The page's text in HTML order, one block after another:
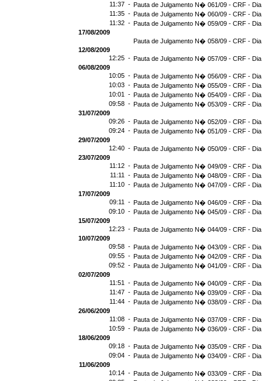
11:37 - Pauta de Julgamento N� 061/09 - CRF -
11:35 - Pauta de Julgamento N� 060/09 - CRF -
11:32 - Pauta de Julgamento N� 059/09 - CRF -
17/08/2009
Pauta de Julgamento N� 058/09 - CRF -
12/08/2009
12:25 - Pauta de Julgamento N� 057/09 - CRF -
06/08/2009
10:05 - Pauta de Julgamento N� 056/09 - CRF -
10:03 - Pauta de Julgamento N� 055/09 - CRF -
10:01 - Pauta de Julgamento N� 054/09 - CRF -
09:58 - Pauta de Julgamento N� 053/09 - CRF - Dia
31/07/2009
09:26 - Pauta de Julgamento N� 052/09 - CRF -
09:24 - Pauta de Julgamento N� 051/09 - CRF -
29/07/2009
12:40 - Pauta de Julgamento N� 050/09 - CRF -
23/07/2009
11:12 - Pauta de Julgamento N� 049/09 - CRF -
11:11 - Pauta de Julgamento N� 048/09 - CRF -
11:10 - Pauta de Julgamento N� 047/09 - CRF -
17/07/2009
09:11 - Pauta de Julgamento N� 046/09 - CRF -
09:10 - Pauta de Julgamento N� 045/09 - CRF -
15/07/2009
12:23 - Pauta de Julgamento N� 044/09 - CRF -
10/07/2009
09:58 - Pauta de Julgamento N� 043/09 - CRF -
09:55 - Pauta de Julgamento N� 042/09 - CRF -
09:52 - Pauta de Julgamento N� 041/09 - CRF -
02/07/2009
11:51 - Pauta de Julgamento N� 040/09 - CRF -
11:47 - Pauta de Julgamento N� 039/09 - CRF -
11:44 - Pauta de Julgamento N� 038/09 - CRF -
26/06/2009
11:08 - Pauta de Julgamento N� 037/09 - CRF -
10:59 - Pauta de Julgamento N� 036/09 - CRF -
18/06/2009
09:18 - Pauta de Julgamento N� 035/09 - CRF -
09:04 - Pauta de Julgamento N� 034/09 - CRF -
11/06/2009
10:14 - Pauta de Julgamento N� 033/09 - CRF -